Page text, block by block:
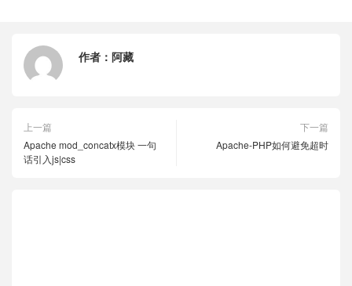
作者： 阿藏
上一篇
Apache mod_concatx模块 一句
话引入js|css
下一篇
Apache-PHP如何避免超时